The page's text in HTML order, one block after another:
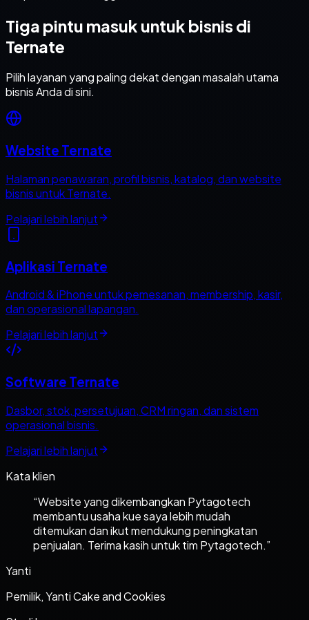
Tiga pintu masuk untuk bisnis di
Ternate
Pilih layanan yang paling dekat dengan masalah utama
bisnis Anda di sini.
Website Ternate
Halaman penawaran, profil bisnis, katalog, dan website
bisnis untuk Ternate.
Pelajari lebih lanjut
Aplikasi Ternate
Android & iPhone untuk pemesanan, membership, kasir,
dan operasional lapangan.
Pelajari lebih lanjut
Software Ternate
Dasbor, stok, persetujuan, CRM ringan, dan sistem
operasional bisnis.
Pelajari lebih lanjut
Kata klien
“Website yang dikembangkan Pytagotech
membantu usaha kue saya lebih mudah
ditemukan dan ikut mendukung peningkatan
penjualan. Terima kasih untuk tim Pytagotech.”
Yanti
Pemilik, Yanti Cake and Cookies